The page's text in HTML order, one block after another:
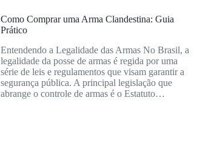
Como Comprar uma Arma Clandestina: Guia
Prático
Entendendo a Legalidade das Armas No Brasil, a
legalidade da posse de armas é regida por uma
série de leis e regulamentos que visam garantir a
segurança pública. A principal legislação que
abrange o controle de armas é o Estatuto…